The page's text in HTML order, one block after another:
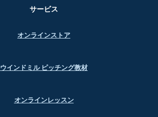
サービス
オンラインストア
ウインドミル ピッチング教材
オンラインレッスン